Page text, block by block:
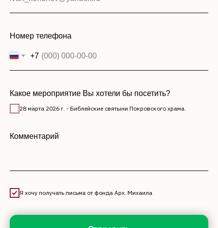
Номер телефона
+7
Какое мероприятие Вы хотели бы посетить?
28 марта 2026 г. - Библейские святыни Покровского храма.
Комментарий
Я хочу получать письма от фонда Арх. Михаила